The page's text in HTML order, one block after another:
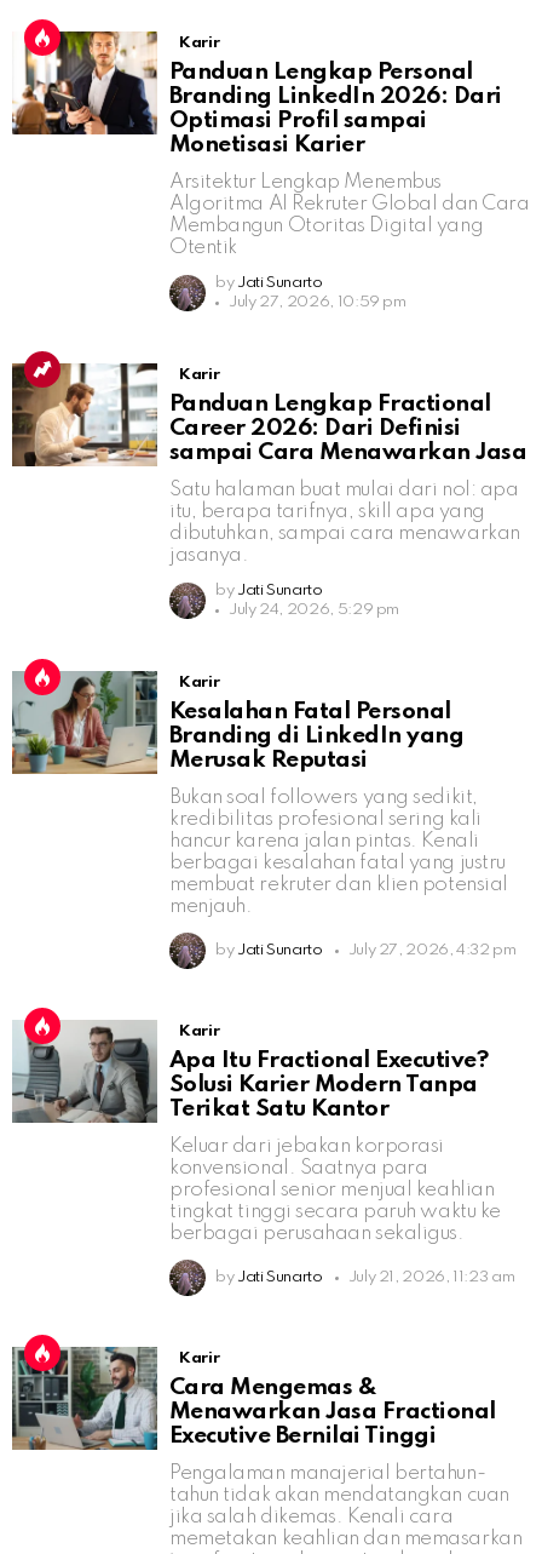
Karir
Panduan Lengkap Personal
Branding LinkedIn 2026: Dari
Optimasi Profil sampai
Monetisasi Karier
Arsitektur Lengkap Menembus
Algoritma AI Rekruter Global dan Cara
Membangun Otoritas Digital yang
Otentik
by Jati Sunarto
July 27, 2026, 10:59 pm
Karir
Panduan Lengkap Fractional
Career 2026: Dari Definisi
sampai Cara Menawarkan Jasa
Satu halaman buat mulai dari nol: apa
itu, berapa tarifnya, skill apa yang
dibutuhkan, sampai cara menawarkan
jasanya.
by Jati Sunarto
July 24, 2026, 5:29 pm
Karir
Kesalahan Fatal Personal
Branding di LinkedIn yang
Merusak Reputasi
Bukan soal followers yang sedikit,
kredibilitas profesional sering kali
hancur karena jalan pintas. Kenali
berbagai kesalahan fatal yang justru
membuat rekruter dan klien potensial
menjauh.
by Jati Sunarto July 27, 2026, 4:32 pm
Karir
Apa Itu Fractional Executive?
Solusi Karier Modern Tanpa
Terikat Satu Kantor
Keluar dari jebakan korporasi
konvensional. Saatnya para
profesional senior menjual keahlian
tingkat tinggi secara paruh waktu ke
berbagai perusahaan sekaligus.
by Jati Sunarto July 21, 2026, 11:23 am
Karir
Cara Mengemas &
Menawarkan Jasa Fractional
Executive Bernilai Tinggi
Pengalaman manajerial bertahun-
tahun tidak akan mendatangkan cuan
jika salah dikemas. Kenali cara
memetakan keahlian dan memasarkan